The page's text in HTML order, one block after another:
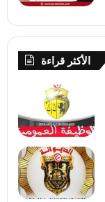
الأكثر قراءة